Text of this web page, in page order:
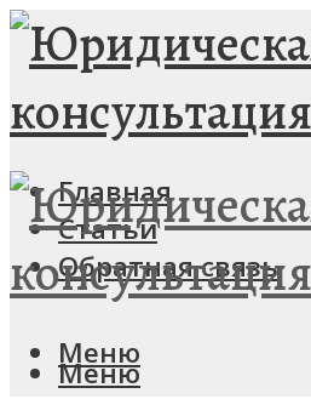
Главная
Статьи
Обратная связь
Меню
Меню